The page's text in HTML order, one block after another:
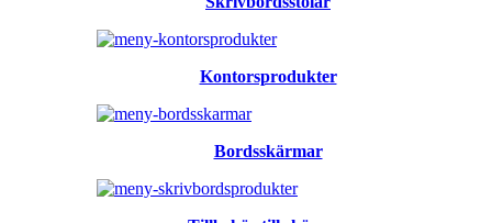
Kontorsprodukter
Bordsskärmar